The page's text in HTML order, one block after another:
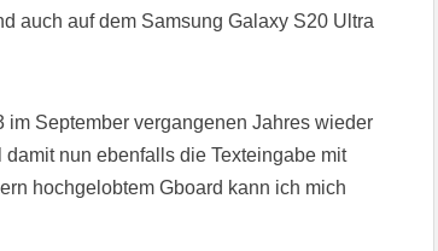
auch auf dem Samsung Galaxy S20 Ultra
September vergangenen Jahres wieder
nun ebenfalls die Texteingabe mit
hochgelobtem Gboard kann ich mich